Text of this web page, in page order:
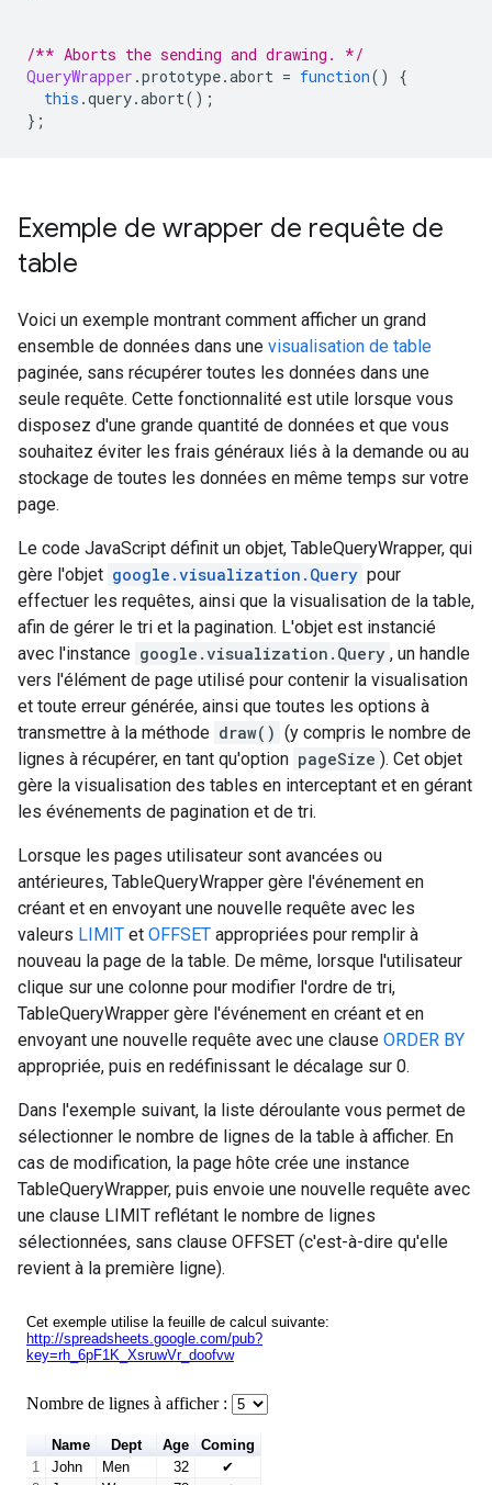
/** Aborts the sending and drawing. */
QueryWrapper .prototype.abort = function()
{
this .query.abort();
};
Exemple de wrapper de requête de
table
Voici un exemple montrant comment afficher un grand
ensemble de données dans une visualisation de table
paginée, sans récupérer toutes les données dans une
seule requête. Cette fonctionnalité est utile lorsque vous
disposez d'une grande quantité de données et que vous
souhaitez éviter les frais généraux liés à la demande ou au
stockage de toutes les données en même temps sur votre
page.
Le code JavaScript définit un objet, TableQueryWrapper, qui
gère l'objet google.visualization.Query pour
effectuer les requêtes, ainsi que la visualisation de la table,
afin de gérer le tri et la pagination. L'objet est instancié
avec l'instance google.visualization.Query , un handle
vers l'élément de page utilisé pour contenir la visualisation
et toute erreur générée, ainsi que toutes les options à
transmettre à la méthode draw() (y compris le nombre de
lignes à récupérer, en tant qu'option pageSize ). Cet objet
gère la visualisation des tables en interceptant et en gérant
les événements de pagination et de tri.
Lorsque les pages utilisateur sont avancées ou
antérieures, TableQueryWrapper gère l'événement en
créant et en envoyant une nouvelle requête avec les
valeurs LIMIT et OFFSET appropriées pour remplir à
nouveau la page de la table. De même, lorsque l'utilisateur
clique sur une colonne pour modifier l'ordre de tri,
TableQueryWrapper gère l'événement en créant et en
envoyant une nouvelle requête avec une clause ORDER BY
appropriée, puis en redéfinissant le décalage sur 0.
Dans l'exemple suivant, la liste déroulante vous permet de
sélectionner le nombre de lignes de la table à afficher. En
cas de modification, la page hôte crée une instance
TableQueryWrapper, puis envoie une nouvelle requête avec
une clause LIMIT reflétant le nombre de lignes
sélectionnées, sans clause OFFSET (c'est-à-dire qu'elle
revient à la première ligne).